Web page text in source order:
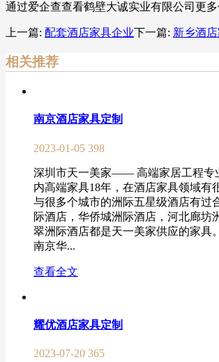
通过爱企查查看鹤壁大诚实业有限公司更多
上一篇: 配套酒店家具企业下一篇: 新乡酒
相关推荐
南京酒店家具定制
2023-01-05 398
深圳市天一美家—— 高端家居工程专
内高端家具18年，在酒店家具领域有
与很多个城市的洲际五星级酒店有过
际酒店，华侨城洲际酒店，河北廊坊
翠洲际酒店都是天一美家供应的家具
南京华...
查看全文
耀优酒店家具定制
2023-07-20 365